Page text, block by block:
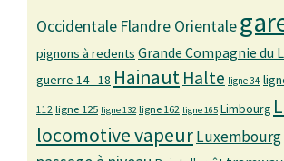
Occidentale Flandre Orientale
pignons à redents Grande Compagnie du
guerre 14 - 18 Hainaut Halte ligne 34
112 ligne 125 ligne 132 ligne 162 ligne 165 Limbourg
locomotive vapeurLuxembourg